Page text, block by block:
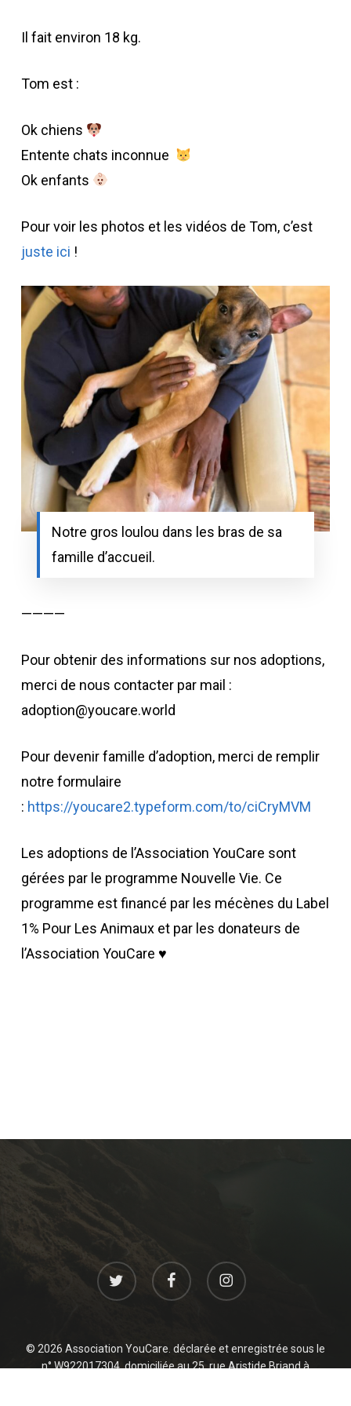
Il fait environ 18 kg.
Tom est :
Ok chiens
Entente chats inconnue
Ok enfants
Pour voir les photos et les vidéos de Tom, c’est
juste ici !
Notre gros loulou dans les bras de sa
famille d’accueil.
————
Pour obtenir des informations sur nos adoptions,
merci de nous contacter par mail :
adoption@youcare.world
Pour devenir famille d’adoption, merci de remplir
notre formulaire
: https://youcare2.typeform.com/to/ciCryMVM
Les adoptions de l’Association YouCare sont
gérées par le programme Nouvelle Vie. Ce
programme est financé par les mécènes du Label
1% Pour Les Animaux et par les donateurs de
l’Association YouCare ♥
twitter facebook instagram
© 2026 Association YouCare. déclarée et enregistrée sous le
n° W922017304, domiciliée au 25, rue Aristide Briand à